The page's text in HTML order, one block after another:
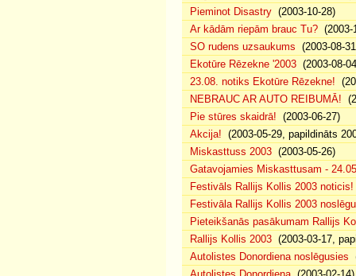
Pieminot Disastry(2003-10-28)
Ar kādām riepām brauc Tu?(2003-
SO rudens uzsaukums (2003-08-
Ekotūre Rēzekne '2003(2003-08-
23.08. notiks Ekotūre Rēzekne!
NEBRAUC AR AUTO REIBUMĀ!
Pie stūres skaidrā! (2003-06-27)
Akcija! (2003-05-29, papildināts
Miskasttuss 2003(2003-05-26)
Gatavojamies Miskasttusam -
Festivāls Rallijs Kollis 2003 noticis!
Festivāla Rallijs Kollis 2003
Pieteikšanās pasākumam Rallijs
Rallijs Kollis 2003(2003-03-17,
Autolistes Donordiena noslēgusies